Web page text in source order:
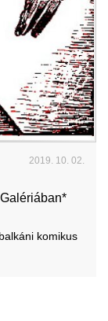
2019. 10. 02.
komikus